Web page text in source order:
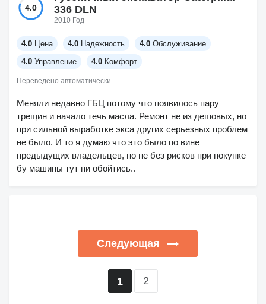
4.0
336 DLN
2010 Год
4.0 Цена 4.0 Надежность 4.0 Обслуживание
4.0 Управление 4.0 Комфорт
Переведено автоматически
Меняли недавно ГБЦ потому что появилось пару
трещин и начало течь масла. Ремонт не из дешовых, но
при сильной выработке экса других серьезных проблем
не было. И то я думаю что это было по вине
предыдущих владельцев, но не без рисков при покупке
бу машины тут ни обойтись..
Следующая
1 2